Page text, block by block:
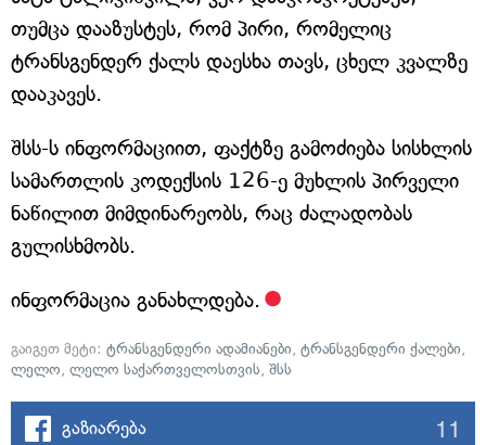
თუმცა დააზუსტეს, რომ პირი, რომელიც
ტრანსგენდერ ქალს დაესხა თავს, ცხელ კვალზე
დააკავეს.
შსს-ს ინფორმაციით, ფაქტზე გამოძიება სისხლის
სამართლის კოდექსის 126-ე მუხლის პირველი
ნაწილით მიმდინარეობს, რაც ძალადობას
გულისხმობს.
ინფორმაცია განახლდება.
გაიგეთ მეტი: ტრანსგენდერი ადამიანები, ტრანსგენდერი ქალები,
ლელო, ლელო საქართველოსთვის, შსს
გაზიარება 11